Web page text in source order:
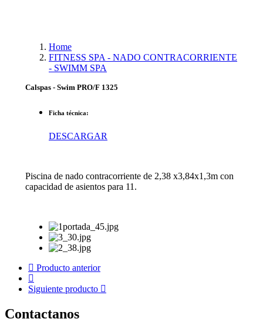
Home
FITNESS SPA - NADO CONTRACORRIENTE
- SWIMM SPA
Calspas - Swim PRO/F 1325
Ficha técnica:
DESCARGAR
Piscina de nado contracorriente de 2,38 x3,84x1,3m con
capacidad de asientos para 11.
Producto anterior
Siguiente producto
Contactanos